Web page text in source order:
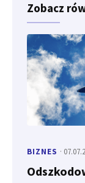
Zobacz
BIZNES ·